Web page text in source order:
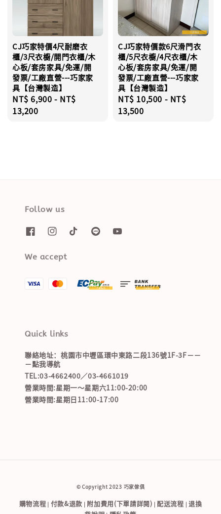
CJ巧家特價4尺耐磨衣
櫃/3尺衣櫥/開門衣櫃/木
心板/套房家具/免運/開
發票/工廠直營---巧家家
具【台灣製造】
Regular
price
NT$ 6,900 - NT$
13,200
CJ巧家特價款6尺滑門衣
櫃/5尺衣櫥/4尺衣櫃/木
心板/套房家具/免運/開
發票/工廠直營---巧家家
具【台灣製造】
Regular
price
NT$ 10,500 - NT$
13,500
Follow us
We accept
Quick links
聯絡地址：桃園市中壢區環中東路二段136號1F-3F－－
－點我導航
TEL:03-4662400／03-4661019
營業時間:星期一～星期六11:00-20:00
營業時間:星期日11:00-17:00
© Copyright 2023 巧家傢俱
購物流程 | 付款&退款 | 附加費用(下單請詳閱) | 配送流程 | 退換